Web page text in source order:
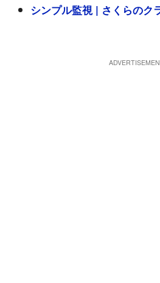
シンプル監視 | さくらのク